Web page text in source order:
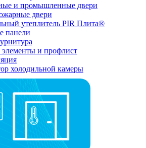
и промышленные двери
двери
утеплитель PIR Плита®
панели
и профлист
холодильной камеры